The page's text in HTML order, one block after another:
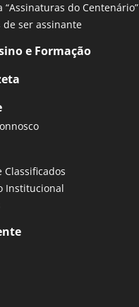
“Assinaturas do Centenário”
de ser assinante
e Formação
Classificados
Institucional